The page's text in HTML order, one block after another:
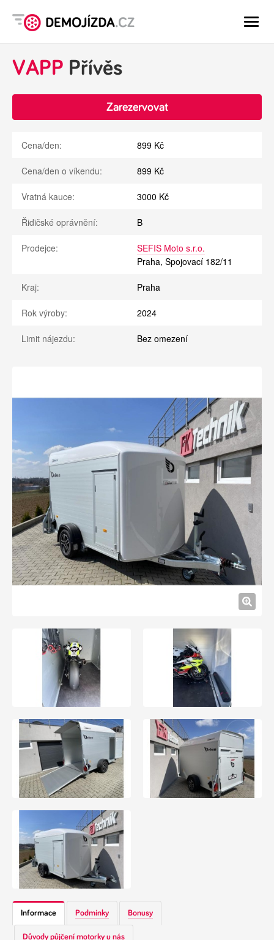
-
-
VAPP Přívěs
Zarezervovat
Cena/den: 899 Kč
Cena/den o víkendu: 899 Kč
Vratná kauce: 3000 Kč
Řidičské oprávnění: B
Prodejce:
SEFIS Moto s.r.o.
Praha, Spojovací 182/11
Kraj: Praha
Rok výroby: 2024
Limit nájezdu: Bez omezení
Informace Podmínky Bonusy
Důvody půjčení motorky u nás